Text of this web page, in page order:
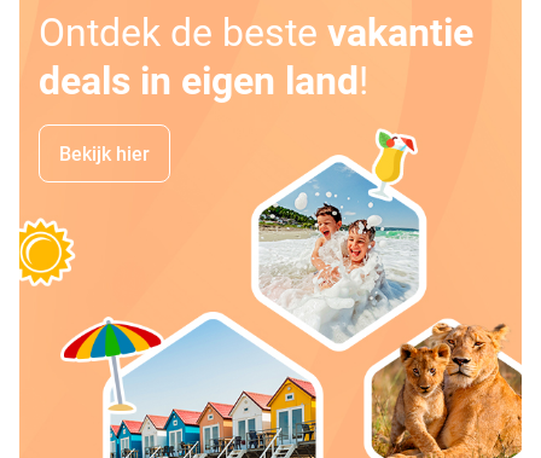
Ontdek de beste vakantie
deals in eigen land!
Bekijk hier